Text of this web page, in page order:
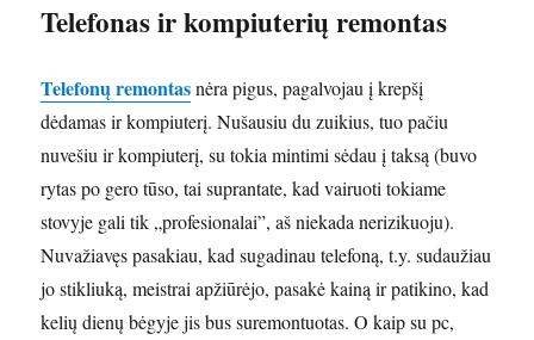
Telefonas ir kompiuterių remontas
Telefonų remontasnėra pigus, pagalvojau į krepšį
dėdamas ir kompiuterį. Nušausiu du zuikius, tuo pačiu
nuvešiu ir kompiuterį, su tokia mintimi sėdau į taksą (buvo
rytas po gero tūso, tai suprantate, kad vairuoti tokiame
stovyje gali tik „profesionalai”, aš niekada nerizikuoju).
Nuvažiavęs pasakiau, kad sugadinau telefoną, t.y. sudaužiau
jo stikliuką, meistrai apžiūrėjo, pasakė kainą ir patikino, kad
kelių dienų bėgyje jis bus suremontuotas. O kaip su pc,